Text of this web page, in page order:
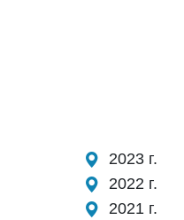
2023 г.
2022 г.
2021 г.